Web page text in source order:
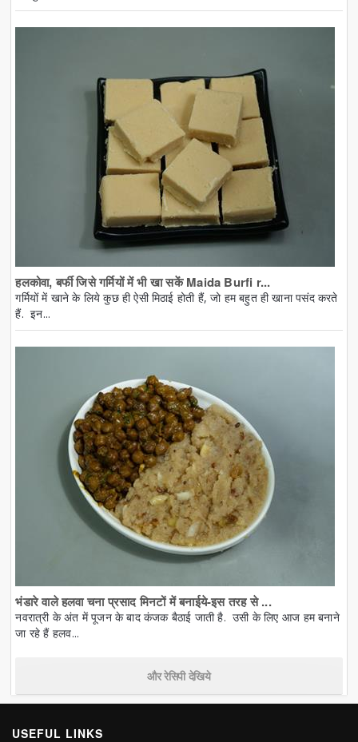
हलकोवा, बर्फी जिसे गर्मियों में भी खा सकें Maida Burfi r...
गर्मियों में खाने के लिये कुछ ही ऐसी मिठाई होती हैं, जो हम बहुत ही खाना पसंद करते
हैं. इन...
भंडारे वाले हलवा चना प्रसाद मिनटों में बनाईये-इस तरह से ...
नवरात्री के अंत में पूजन के बाद कंजक बैठाई जाती है. उसी के लिए आज हम बनाने
जा रहे हैं हलव...
और रेसिपी देखिये
USEFUL LINKS